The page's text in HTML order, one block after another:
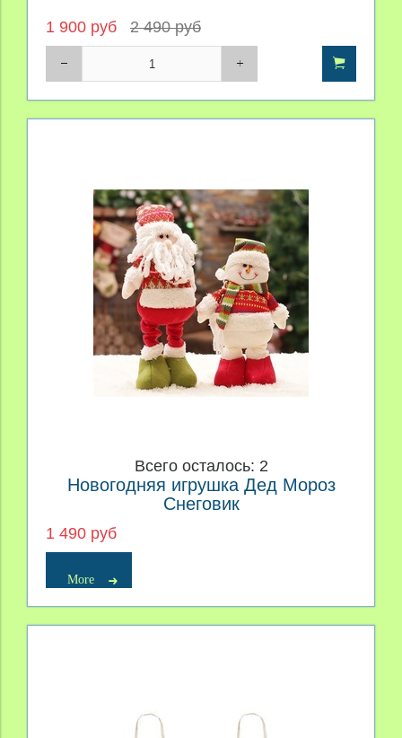
1 900 руб 2 490 руб
Всего осталось: 2
Новогодняя игрушка Дед Мороз
Снеговик
1 490 руб
More